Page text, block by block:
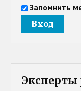
Запомнить